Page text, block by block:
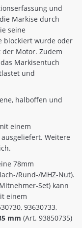
und
Markise durch
seine
blockiert wurde oder
Motor. Zudem
Markisentuch
und
halboffen und
einem
Weitere
78mm
Rund-/MHZ-Nut).
Set) kann
einem
93630733,
mm (Art. 93850735)